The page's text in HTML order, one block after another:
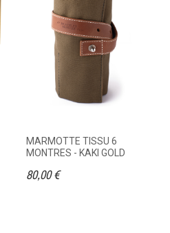
MARMOTTE TISSU 6
MONTRES - KAKI GOLD
80,00 €